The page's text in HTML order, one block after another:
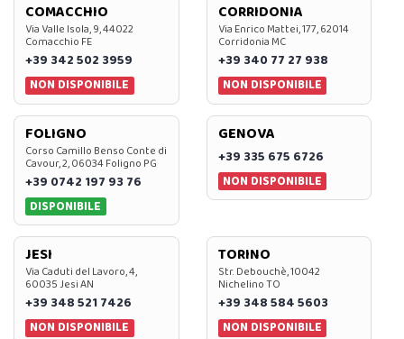
COMACCHIO
Via Valle Isola, 9, 44022
Comacchio FE
+39 342 502 3959
NON DISPONIBILE
CORRIDONIA
Via Enrico Mattei, 177, 62014
Corridonia MC
+39 340 77 27 938
NON DISPONIBILE
FOLIGNO
Corso Camillo Benso Conte di
Cavour, 2, 06034 Foligno PG
+39 0742 197 93 76
DISPONIBILE
GENOVA
+39 335 675 6726
NON DISPONIBILE
JESI
Via Caduti del Lavoro, 4,
60035 Jesi AN
+39 348 521 7426
NON DISPONIBILE
TORINO
Str. Debouchè, 10042
Nichelino TO
+39 348 584 5603
NON DISPONIBILE